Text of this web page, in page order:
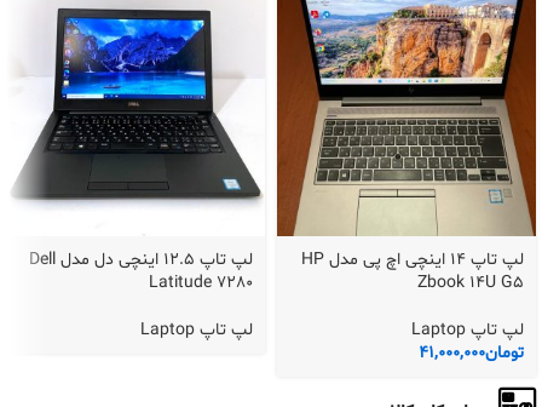
لپ تاپ 14 اینچی اچ پی مدل HP
Zbook 14U G5
لپ تاپ Laptop
تومان41,000,000
لپ تاپ 12.5 اینچی دل مدل Dell
Latitude 7280
لپ تاپ Laptop